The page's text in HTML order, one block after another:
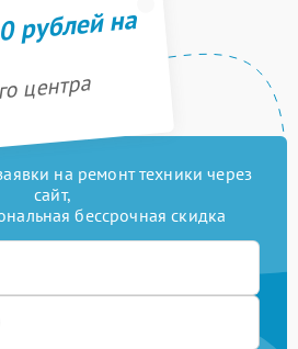
рублей на
центра
на ремонт техники через
сайт,
бессрочная скидка